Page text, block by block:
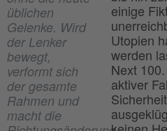
üblichen
Gelenke. Wird
der Lenker
bewegt,
verformt sich
der gesamte
Rahmen und
macht die
einige
Utopien
werden
Next
aktiver